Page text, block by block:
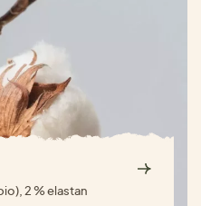
2 % elastan